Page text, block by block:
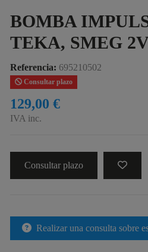
BOMBA
TEKA, SMEG
Referencia: 695210502
Consultar plazo
129,00 €
IVA inc.
Consultar plazo
Realizar una consulta sobre